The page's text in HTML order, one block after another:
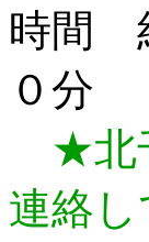
時間
０分
★北
連絡